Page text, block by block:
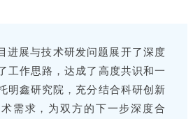
展与技术研发问题展开了深度
工作思路，达成了高度共识和一
明鑫研究院，充分结合科研创新
需求，为双方的下一步深度合